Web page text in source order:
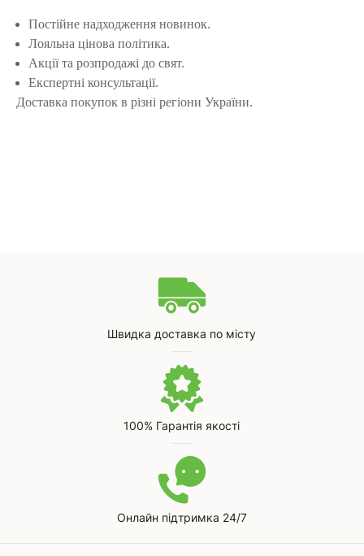
Постійне надходження новинок.
Лояльна цінова політика.
Акції та розпродажі до свят.
Експертні консультації.
Доставка покупок в різні регіони України.
Швидка доставка по місту
100% Гарантія якості
Онлайн підтримка 24/7